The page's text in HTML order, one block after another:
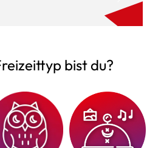
bist du?